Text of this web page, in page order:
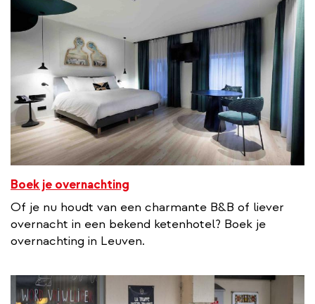
Boek je overnachting
Of je nu houdt van een charmante B&B of liever
overnacht in een bekend ketenhotel? Boek je
overnachting in Leuven.